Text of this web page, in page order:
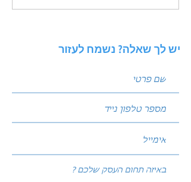
יש לך שאלה? נשמח לעזור